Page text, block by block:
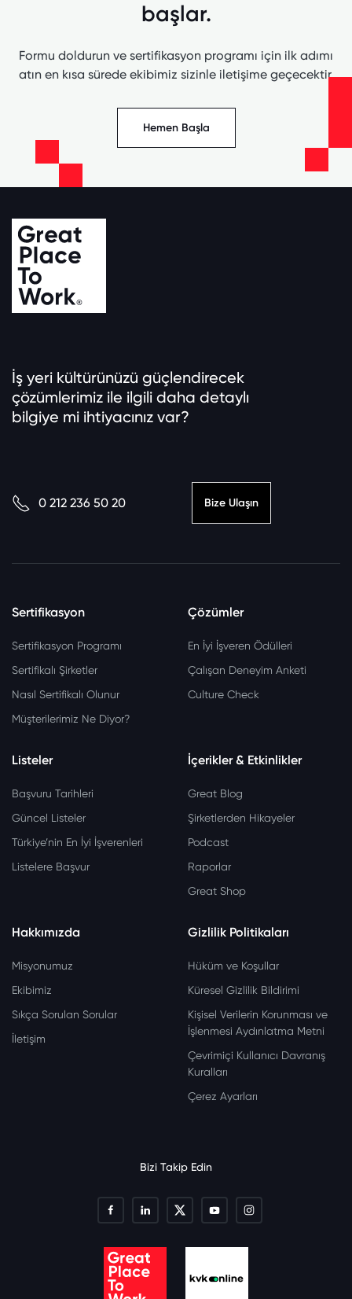
başlar.
Formu doldurun ve sertifikasyon programı için ilk adımı
atın en kısa sürede ekibimiz sizinle iletişime geçecektir.
Hemen Başla
İş yeri kültürünüzü güçlendirecek
çözümlerimiz ile ilgili daha detaylı
bilgiye mi ihtiyacınız var?
0 212 236 50 20 Bize Ulaşın
Sertifikasyon
Sertifikasyon Programı
Sertifikalı Şirketler
Nasıl Sertifikalı Olunur
Müşterilerimiz Ne Diyor?
Çözümler
En İyi İşveren Ödülleri
Çalışan Deneyim Anketi
Culture Check
Listeler
Başvuru Tarihleri
Güncel Listeler
Türkiye’nin En İyi İşverenleri
Listelere Başvur
İçerikler & Etkinlikler
Great Blog
Şirketlerden Hikayeler
Podcast
Raporlar
Great Shop
Hakkımızda
Misyonumuz
Ekibimiz
Sıkça Sorulan Sorular
İletişim
Gizlilik Politikaları
Hüküm ve Koşullar
Küresel Gizlilik Bildirimi
Kişisel Verilerin Korunması ve
İşlenmesi Aydınlatma Metni
Çevrimiçi Kullanıcı Davranış
Kuralları
Çerez Ayarları
Bizi Takip Edin